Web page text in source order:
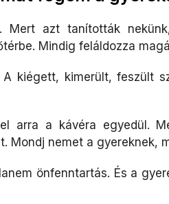
Mert azt tanították
Mindig feláldozza
kiégett, kimerült, feszült
arra a kávéra egyedül.
Mondj nemet a gyereknek,
önfenntartás. És a